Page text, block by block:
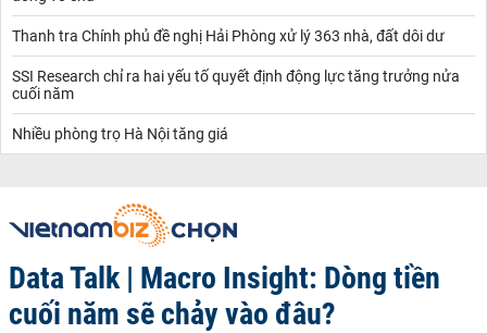
Thanh tra Chính phủ đề nghị Hải Phòng xử lý 363 nhà, đất dôi dư
SSI Research chỉ ra hai yếu tố quyết định động lực tăng trưởng nửa
cuối năm
Nhiều phòng trọ Hà Nội tăng giá
Data Talk | Macro Insight: Dòng tiền
cuối năm sẽ chảy vào đâu?